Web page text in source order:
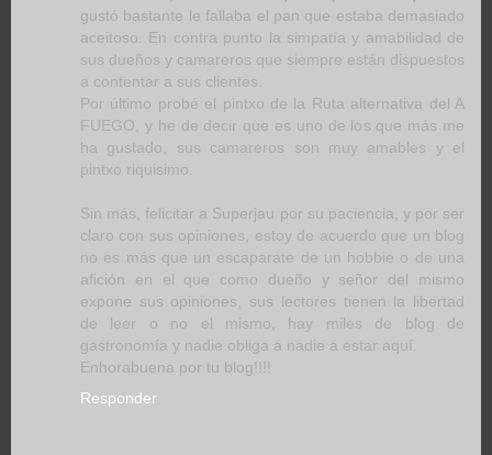
gustó bastante le fallaba el pan que estaba demasiado
aceitoso. En contra punto la simpatía y amabilidad de
sus dueños y camareros que siempre están dispuestos
a contentar a sus clientes.
Por último probé el pintxo de la Ruta alternativa del A
FUEGO, y he de decir que es uno de los que más me
ha gustado, sus camareros son muy amables y el
pintxo riquisimo.
Sin más, felicitar a Superjau por su paciencia, y por ser
claro con sus opiniones, estoy de acuerdo que un blog
no es más que un escaparate de un hobbie o de una
afición en el que como dueño y señor del mismo
expone sus opiniones, sus lectores tienen la libertad
de leer o no el mismo, hay miles de blog de
gastronomía y nadie obliga a nadie a estar aquí.
Enhorabuena por tu blog!!!!
Responder